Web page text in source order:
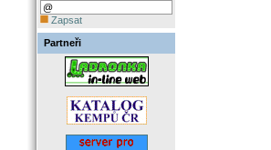
Zapsat
Partneři